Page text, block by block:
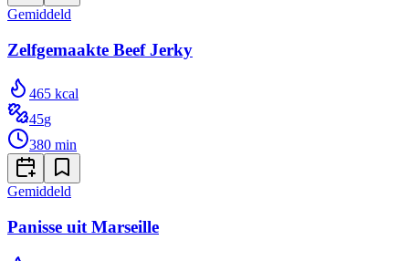
Gemiddeld
Zelfgemaakte Beef Jerky
465 kcal
45g
380 min
Gemiddeld
Panisse uit Marseille